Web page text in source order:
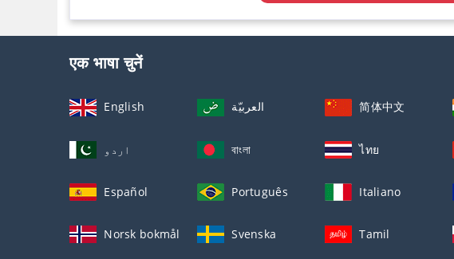
एक भाषा चुनें
English العربيّة 简体中文
اردو বাংলা ไทย
Español Português Italiano
Norsk bokmål Svenska Tamil